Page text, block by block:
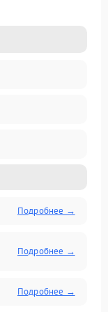
Подробнее →
Подробнее →
Подробнее →